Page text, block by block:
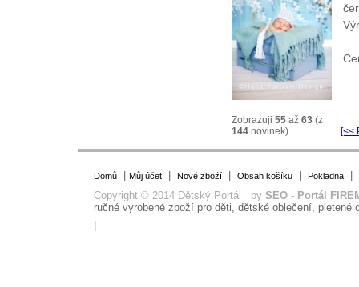
Zobrazuji 55až 63(z
144novinek) [<<
Domů| Můj účet| Nové zboží| Obsah košíku| Pokladna|
Copyright © 2014 Dětský Portál by SEO - Portál
ručné vyrobené zboží pro děti, dětské oblečení, pletené